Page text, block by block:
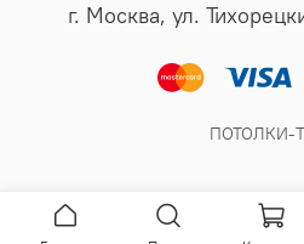
г. Москва, ул.
ПОТОЛКИ-